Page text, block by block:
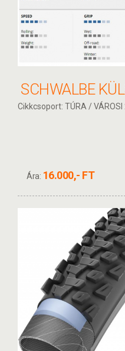
Cikkcsoport: TÚRA /
Ára: 16.000,- FT